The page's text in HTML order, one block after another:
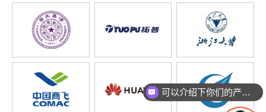
可以介绍下你们的产品么